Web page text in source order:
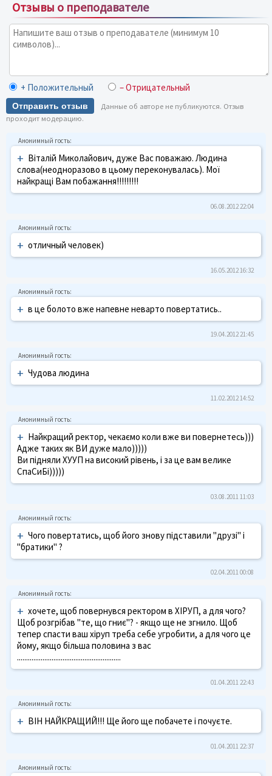
Отзывы о преподавателе
+ Положительный – Отрицательный
Отправить отзыв
Данные об авторе не публикуются. Отзыв
проходит модерацию.
+ Віталій Миколайович, дуже Вас поважаю. Людина
слова(неодноразово в цьому переконувалась). Мої
найкращі Вам побажання!!!!!!!!!
06.08.2012 22:04
+ отличный человек)
16.05.2012 16:32
+ в це болото вже напевне неварто повертатись..
19.04.2012 21:45
+ Чудова людина
11.02.2012 14:52
+ Найкращий ректор, чекаємо коли вже ви повернетесь)))
Адже таких як ВИ дуже мало)))))
Ви підняли ХУУП на високий рівень, і за це вам велике
СпаСиБі)))))
03.08.2011 11:03
+ Чого повертатись, щоб його знову підставили "друзі" і
"братики" ?
02.04.2011 00:08
+ хочете, щоб повернувся ректором в ХІРУП, а для чого?
Щоб розгрібав "те, що гниє"? - якщо ще не згнило. Щоб
тепер спасти ваш хіруп треба себе угробити, а для чого це
йому, якщо більша половина з вас
.........................................................
01.04.2011 22:43
+ ВІН НАЙКРАЩИЙ!!! Ще його ще побачете і почуєте.
01.04.2011 22:37